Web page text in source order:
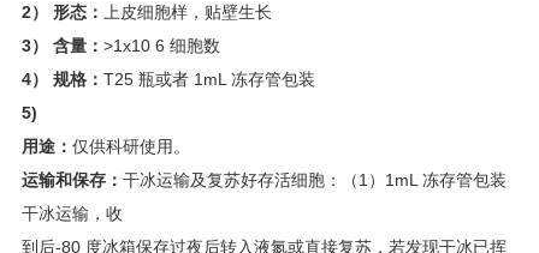
2） 形态：
上皮细胞样，贴壁生长
3） 含量： >1x10 6 细胞数
4） 规格： T25 瓶或者 1mL 冻存管包装
5)
用途： 仅供科研使用。
运输和保存： 干冰运输及复苏好存活细胞：（1）1mL 冻存管包装
干冰运输，收
到后-80 度冰箱保存过夜后转入液氮或直接复苏，若发现干冰已挥